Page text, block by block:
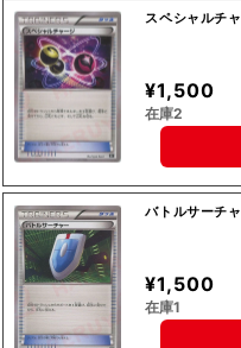
スペシャルチ
¥1,500
在庫2
バトルサーチ
¥1,500
在庫1